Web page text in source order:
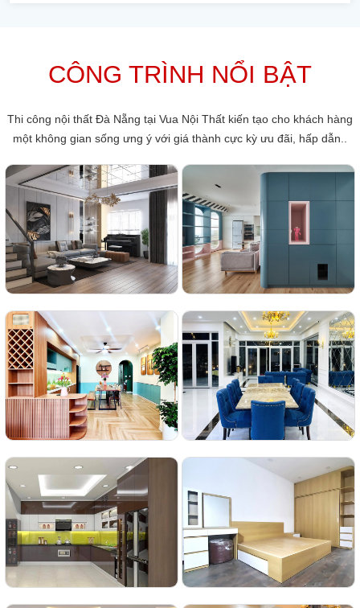
CÔNG TRÌNH NỔI BẬT
Thi công nội thất Đà Nẵng tại Vua Nội Thất kiến tạo cho khách hàng
một không gian sống ưng ý với giá thành cực kỳ ưu đãi, hấp dẫn..